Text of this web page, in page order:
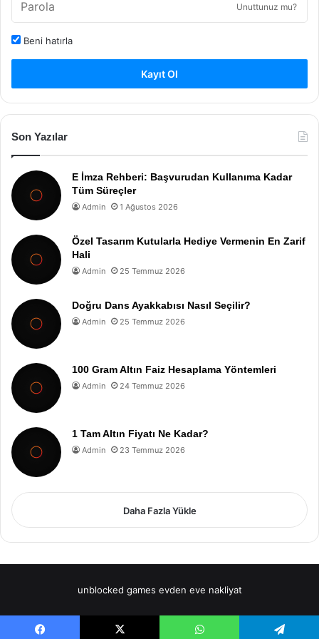
Unuttunuz mu?
Beni hatırla
Kayıt Ol
Son Yazılar
E İmza Rehberi: Başvurudan Kullanıma Kadar
Tüm Süreçler
Admin 1 Ağustos 2026
Özel Tasarım Kutularla Hediye Vermenin En Zarif
Hali
Admin 25 Temmuz 2026
Doğru Dans Ayakkabısı Nasıl Seçilir?
Admin 25 Temmuz 2026
100 Gram Altın Faiz Hesaplama Yöntemleri
Admin 24 Temmuz 2026
1 Tam Altın Fiyatı Ne Kadar?
Admin 23 Temmuz 2026
Daha Fazla Yükle
unblocked games evden eve nakliyat